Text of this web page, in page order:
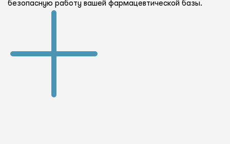
безопасную работу вашей фармацевтической базы.